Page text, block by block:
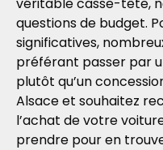
questions de budget.
significatives,
préférant passer par
plutôt qu’un
Alsace et souhaitez
l’achat de votre
prendre pour en